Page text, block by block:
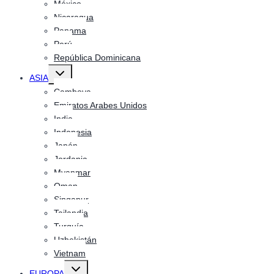
México
Nicaragua
Panama
Perú
República Dominicana
ASIA
Alternar
menú
hijo
Camboya
Emiratos Arabes Unidos
India
Indonesia
Japón
Jordania
Myanmar
Oman
Singapur
Tailandia
Turquía
Uzbekistán
Vietnam
Alternar